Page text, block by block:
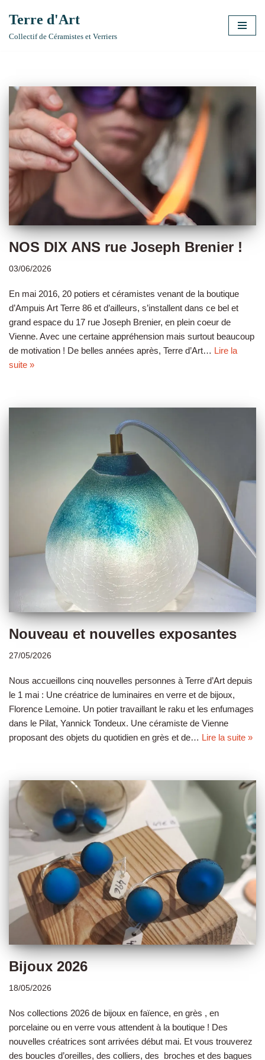
Aller
Terre d'Art
Collectif de Céramistes et Verriers
NOS DIX ANS rue Joseph Brenier !
03/06/2026
En mai 2016, 20 potiers et céramistes venant de la boutique
d’Ampuis Art Terre 86 et d’ailleurs, s’installent dans ce bel et
grand espace du 17 rue Joseph Brenier, en plein coeur de
Vienne. Avec une certaine appréhension mais surtout beaucoup
de motivation ! De belles années après, Terre d’Art… Lire la
suite »
Nouveau et nouvelles exposantes
27/05/2026
Nous accueillons cinq nouvelles personnes à Terre d’Art depuis
le 1 mai : Une créatrice de luminaires en verre et de bijoux,
Florence Lemoine. Un potier travaillant le raku et les enfumages
dans le Pilat, Yannick Tondeux. Une céramiste de Vienne
proposant des objets du quotidien en grès et de… Lire la suite »
Bijoux 2026
18/05/2026
Nos collections 2026 de bijoux en faïence, en grès , en
porcelaine ou en verre vous attendent à la boutique ! Des
nouvelles créatrices sont arrivées début mai. Et vous trouverez
des boucles d’oreilles, des colliers, des broches et des bagues